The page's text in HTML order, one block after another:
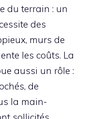
du terrain : un
des
murs de
les coûts. La
aussi un rôle :
de
la main-